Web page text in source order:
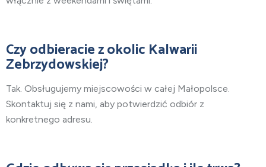
Czy odbieracie z okolic Kalwarii
Zebrzydowskiej?
Tak. Obsługujemy miejscowości w całej Małopolsce.
Skontaktuj się z nami, aby potwierdzić odbiór z
konkretnego adresu.